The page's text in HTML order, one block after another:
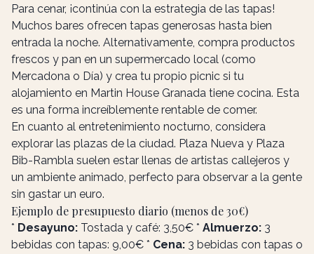
Para cenar, ¡continúa con la estrategia de las tapas!
Muchos bares ofrecen tapas generosas hasta bien
entrada la noche. Alternativamente, compra productos
frescos y pan en un supermercado local (como
Mercadona o Día) y crea tu propio picnic si tu
alojamiento en Martin House Granada tiene cocina. Esta
es una forma increíblemente rentable de comer.
En cuanto al entretenimiento nocturno, considera
explorar las plazas de la ciudad. Plaza Nueva y Plaza
Bib-Rambla suelen estar llenas de artistas callejeros y
un ambiente animado, perfecto para observar a la gente
sin gastar un euro.
Ejemplo de presupuesto diario (menos de 30€)
* Desayuno: Tostada y café: 3,50€ * Almuerzo: 3
bebidas con tapas: 9,00€ * Cena: 3 bebidas con tapas o